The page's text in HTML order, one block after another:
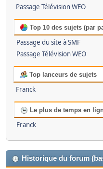
Passage Télévision WEO
Top 10 des sujets (par
Passage du site à SMF
Passage Télévision WEO
Top lanceurs de sujets
Franck
Le plus de temps en
Franck
Historique du forum